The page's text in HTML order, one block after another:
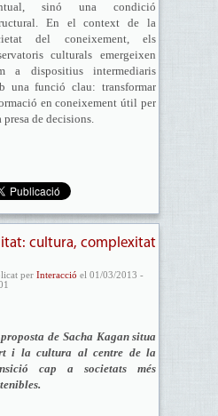
sinó una condició
En el context de la
del coneixement, els
culturals emergeixen
a dispositius intermediaris
una funció clau: transformar
en coneixement útil per
presa de decisions.
cultura, complexitat
per Interacció el 01/03/2013 -
de Sacha Kagan situa
i la cultura al centre de la
cap a societats més